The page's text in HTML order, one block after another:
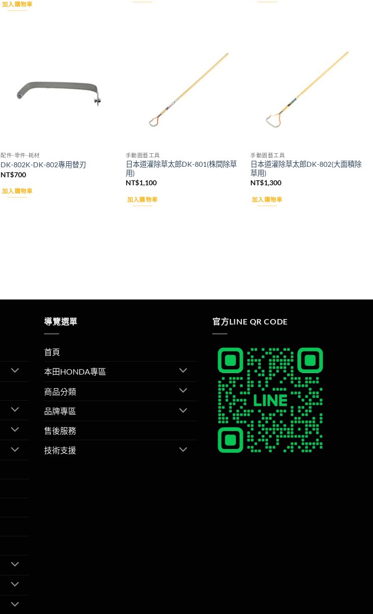
加入購物車
配件-零件-耗材
DK-802K-DK-802專用替刃
NT$700
加入購物車
Add to
wishlist
手動園藝工具
日本道灌除草太郎DK-801(株間除草
用)
NT$1,100
加入購物車
Add to
手動園藝工具
日本道灌除草太郎DK-802(大面積除
草用)
NT$1,300
加入購物車
導覽選單
首頁
本田HONDA專區
商品分類
品牌專區
售後服務
技術支援
官方LINE QR CODE